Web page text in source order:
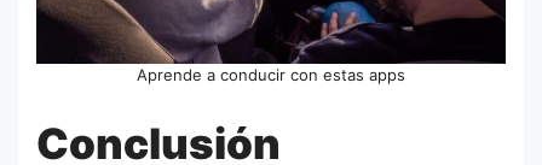
Aprende a conducir con estas apps
Conclusión